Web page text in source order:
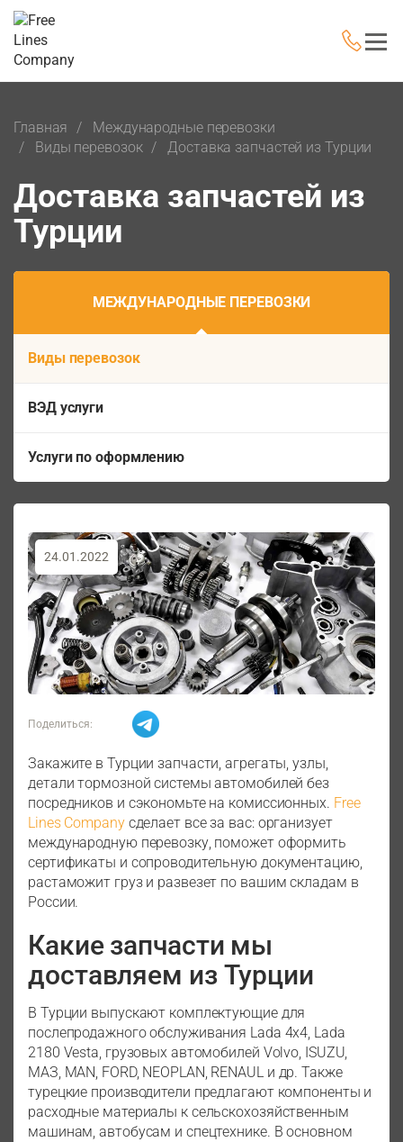
Главная
Международные перевозки
Виды перевозок
Доставка запчастей из Турции
Доставка запчастей из
Турции
МЕЖДУНАРОДНЫЕ ПЕРЕВОЗКИ
Виды перевозок
ВЭД услуги
Услуги по оформлению
24.01.2022
Поделиться:
Закажите в Турции запчасти, агрегаты, узлы,
детали тормозной системы автомобилей без
посредников и сэкономьте на комиссионных. Free
Lines Companyсделает все за вас: организует
международную перевозку, поможет оформить
сертификаты и сопроводительную документацию,
растаможит груз и развезет по вашим складам в
России.
Какие запчасти мы
доставляем из Турции
В Турции выпускают комплектующие для
послепродажного обслуживания Lada 4x4, Lada
2180 Vesta, грузовых автомобилей Volvo, ISUZU,
МАЗ, MAN, FORD, NEOPLAN, RENAUL и др. Также
турецкие производители предлагают компоненты и
расходные материалы к сельскохозяйственным
машинам, автобусам и спецтехнике. В основном